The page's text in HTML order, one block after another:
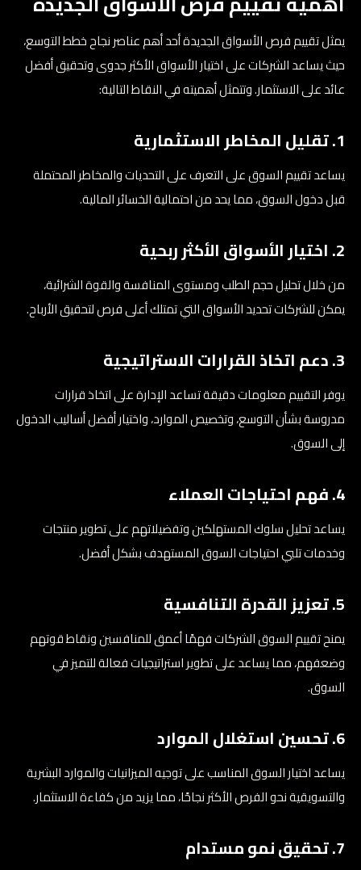
يمثل تقييم فرص الأسواق الجديدة أحد أهم عناصر نجاح خطط التوسع،
حيث يساعد الشركات على اختيار الأسواق الأكثر جدوى وتحقيق أفضل
عائد على الاستثمار. وتتمثل أهميته في النقاط التالية:
1. تقليل المخاطر الاستثمارية
يساعد تقييم السوق على التعرف على التحديات والمخاطر المحتملة
قبل دخول السوق، مما يحد من احتمالية الخسائر المالية.
2. اختيار الأسواق الأكثر ربحية
من خلال تحليل حجم الطلب ومستوى المنافسة والقوة الشرائية،
يمكن للشركات تحديد الأسواق التي تمتلك أعلى فرص لتحقيق الأرباح.
3. دعم اتخاذ القرارات الاستراتيجية
يوفر التقييم معلومات دقيقة تساعد الإدارة على اتخاذ قرارات
مدروسة بشأن التوسع، وتخصيص الموارد، واختيار أفضل أساليب الدخول
إلى السوق.
4. فهم احتياجات العملاء
يساعد تحليل سلوك المستهلكين وتفضيلاتهم على تطوير منتجات
وخدمات تلبي احتياجات السوق المستهدف بشكل أفضل.
5. تعزيز القدرة التنافسية
يمنح تقييم السوق الشركات فهمًا أعمق للمنافسين ونقاط قوتهم
وضعفهم، مما يساعد على تطوير استراتيجيات فعالة للتميز في
السوق.
6. تحسين استغلال الموارد
يساعد اختيار السوق المناسب على توجيه الميزانيات والموارد البشرية
والتسويقية نحو الفرص الأكثر نجاحًا، مما يزيد من كفاءة الاستثمار.
7. تحقيق نمو مستدام